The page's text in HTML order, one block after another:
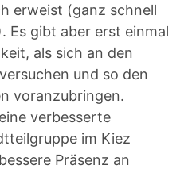
erweist (ganz schnell
Es gibt aber erst einmal
als sich an den
und so den
voranzubringen.
verbesserte
im Kiez
Präsenz an